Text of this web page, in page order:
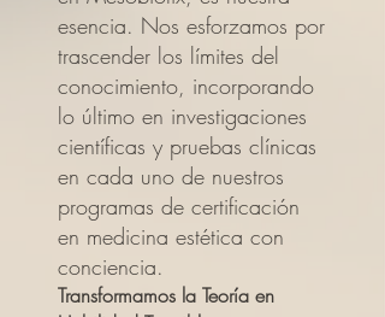
esencia. Nos esforzamos por
trascender los límites del
conocimiento, incorporando
lo último en investigaciones
científicas y pruebas clínicas
en cada uno de nuestros
programas de certificación
en medicina estética con
conciencia.
Transformamos la Teoría en